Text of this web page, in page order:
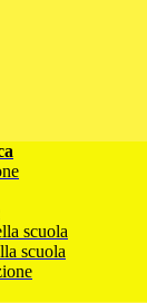
scuola
scuola